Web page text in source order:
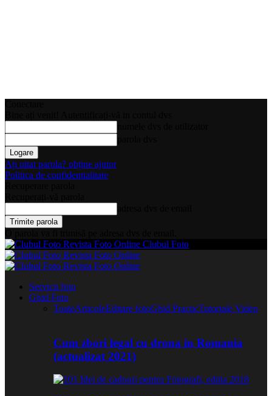
Ați uitat parola? obține ajutor
Politica de confidentialitate
Clubul Foto
Servicii foto
Ghid Foto
ToateArticoleEditare fotoGhid PracticTutoriale Video
Cum zbori legal cu drona in Romania
(actualizat 2021)